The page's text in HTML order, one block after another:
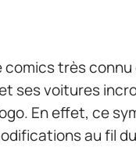
très
ses voitures
En effet, ce
au fil